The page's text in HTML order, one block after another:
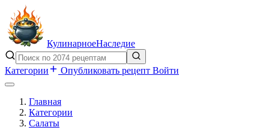
КулинарноеНаследие
Категории Опубликовать рецепт Войти
Главная
Категории
Салаты